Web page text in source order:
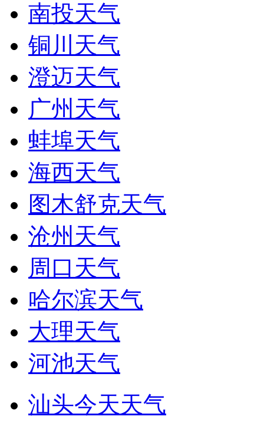
南投天气
铜川天气
澄迈天气
广州天气
蚌埠天气
海西天气
图木舒克天气
沧州天气
周口天气
哈尔滨天气
大理天气
河池天气
汕头今天天气